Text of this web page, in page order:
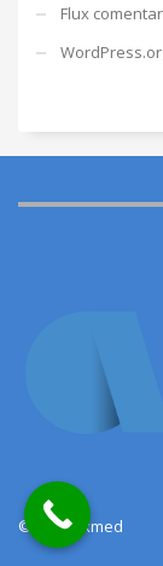
Flux
© 2022 Exmed